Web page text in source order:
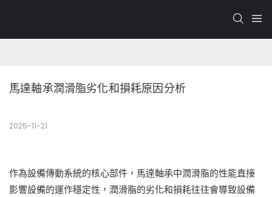
馬達軸承潤滑脂劣化和損耗原因分析
2025-11-21
作為設備傳動系統的核心部件，馬達軸承中潤滑脂的性能直接
影響設備的運作穩定性，潤滑脂的劣化和損耗往往會導致設備